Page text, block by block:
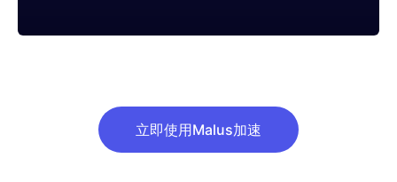
立即使用Malus加速